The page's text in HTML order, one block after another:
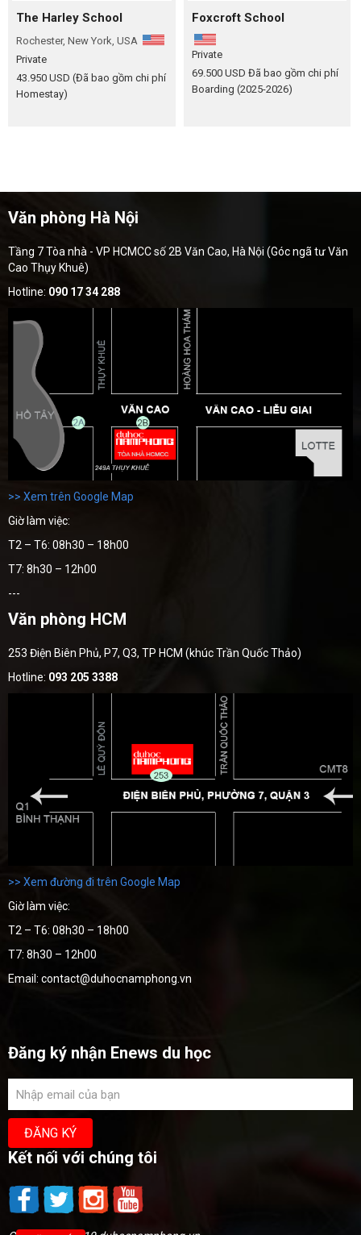
The Harley School
Rochester, New York, USA
Private
43.950 USD (Đã bao gồm chi phí
Homestay)
Foxcroft School
Private
69.500 USD Đã bao gồm chi phí
Boarding (2025-2026)
Văn phòng Hà Nội
Tầng 7 Tòa nhà - VP HCMCC số 2B Văn Cao, Hà Nội (Góc ngã tư Văn
Cao Thụy Khuê)
Hotline: 090 17 34 288
>> Xem trên Google Map
Giờ làm việc:
T2 – T6: 08h30 – 18h00
T7: 8h30 – 12h00
---
Văn phòng HCM
253 Điện Biên Phủ, P7, Q3, TP HCM (khúc Trần Quốc Thảo)
Hotline: 093 205 3388
>> Xem đường đi trên Google Map
Giờ làm việc:
T2 – T6: 08h30 – 18h00
T7: 8h30 – 12h00
Email: contact@duhocnamphong.vn
Đăng ký nhận Enews du học
Kết nối với chúng tôi